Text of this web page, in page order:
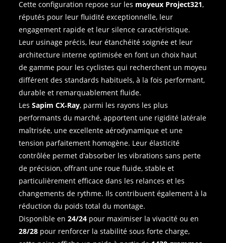
Cette configuration repose sur les moyeux Project321,
réputés pour leur fluidité exceptionnelle, leur
engagement rapide et leur silence caractéristique.
Leur usinage précis, leur étanchéité soignée et leur
architecture interne optimisée en font un choix haut
de gamme pour les cyclistes qui recherchent un moyeu
différent des standards habituels, à la fois performant,
durable et remarquablement fluide.
LesSapim CX‑Ray, parmi les rayons les plus
performants du marché, apportent une rigidité latérale
maîtrisée, une excellente aérodynamique et une
tension parfaitement homogène. Leur élasticité
contrôlée permet d’absorber les vibrations sans perte
de précision, offrant une roue fluide, stable et
particulièrement efficace dans les relances et les
changements de rythme. Ils contribuent également à la
réduction du poids total du montage.
Disponible en24/24 pour maximiser la vivacité ou en
28/28 pour renforcer la stabilité sous forte charge,